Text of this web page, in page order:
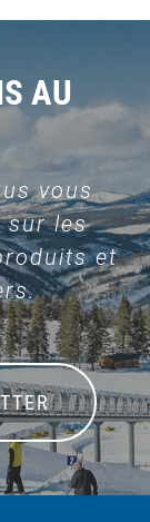
AU
vous
sur les
et